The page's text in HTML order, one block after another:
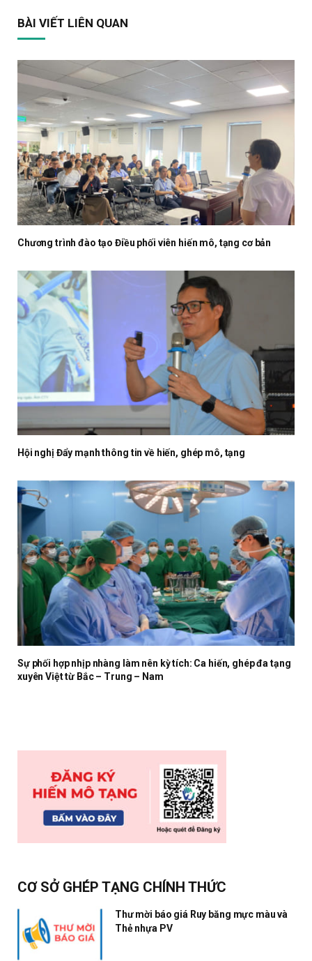
BÀI VIẾT LIÊN QUAN
Chương trình đào tạo Điều phối viên hiến mô, tạng cơ bản
Hội nghị Đẩy mạnh thông tin về hiến, ghép mô, tạng
Sự phối hợp nhịp nhàng làm nên kỳ tích: Ca hiến, ghép đa tạng
xuyên Việt từ Bắc – Trung – Nam
CƠ SỞ GHÉP TẠNG CHÍNH THỨC
Thư mời báo giá Ruy băng mực màu và
Thẻ nhựa PV